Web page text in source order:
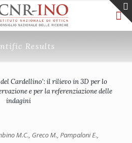
Results
Cardellino’: il rilievo in 3D per lo
e per la referenziazione delle
indagini
M.C., Greco M., Pampaloni E.,